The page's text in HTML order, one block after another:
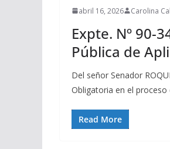
abril 16, 2026 Carolina
Expte. Nº 90-
Pública de
Del señor Senador
Obligatoria en el
Read More